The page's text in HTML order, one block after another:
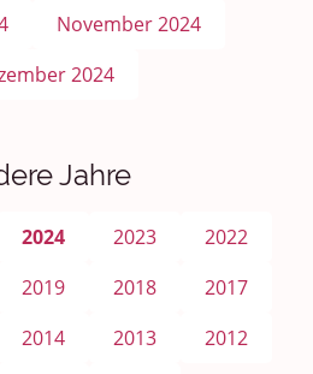
November 2024
2024
Jahre
2024 2023
2022
2019 2018
2017
2014 2013
2012